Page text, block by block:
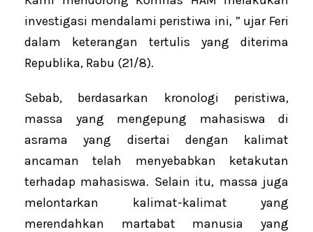
investigasi mendalami peristiwa ini, ” ujar Feri
dalam keterangan tertulis yang diterima
Republika, Rabu (21/8).
Sebab, berdasarkan kronologi peristiwa,
massa yang mengepung mahasiswa di
asrama yang disertai dengan kalimat
ancaman telah menyebabkan ketakutan
terhadap mahasiswa. Selain itu, massa juga
melontarkan kalimat-kalimat yang
merendahkan martabat manusia yang